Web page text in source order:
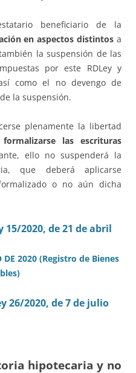
beneficiario de la
en aspectos distintos a
la suspensión de las
por este RDLey y
como el no devengo de
la suspensión.
plenamente la libertad
las escrituras
ello no suspenderá la
que deberá aplicarse
o no aún dicha
2020, de 21 de abril
DE 2020 (Registro de Bienes
26/2020, de 7 de julio
hipotecaria y no